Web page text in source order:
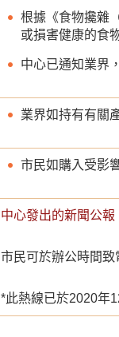
根據《食物攙雜
或損害健康的食
中心已通知業界
業界如持有有關
市民如購入受影
中心發出的新聞公報
市民可於辦公時間致
*此熱線已於2020年